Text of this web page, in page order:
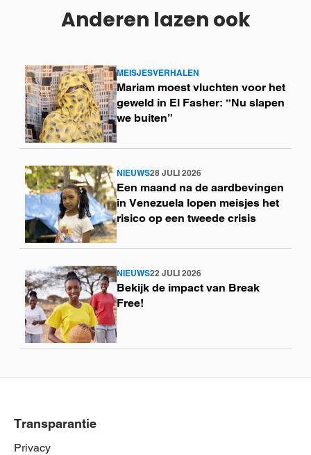
Anderen lazen ook
MEISJESVERHALEN
Mariam moest vluchten voor het
geweld in El Fasher: “Nu slapen
we buiten”
Lees
meer
NIEUWS28 JULI 2026
Een maand na de aardbevingen
in Venezuela lopen meisjes het
risico op een tweede crisis
Lees
meer
NIEUWS22 JULI 2026
Bekijk de impact van Break
Free!
Lees
meer
Transparantie
Privacy